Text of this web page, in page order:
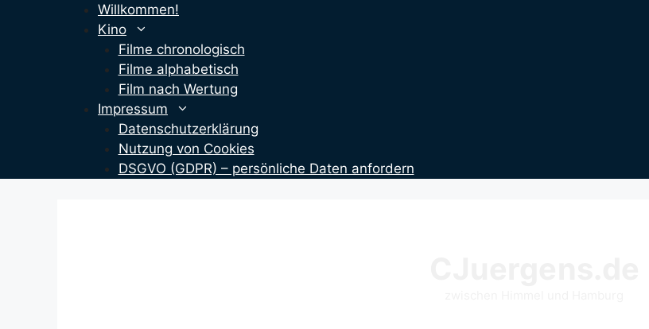
Willkommen!
Kino
Filme chronologisch
Filme alphabetisch
Film nach Wertung
Impressum
Datenschutzerklärung
Nutzung von Cookies
DSGVO (GDPR) – persönliche Daten anfordern